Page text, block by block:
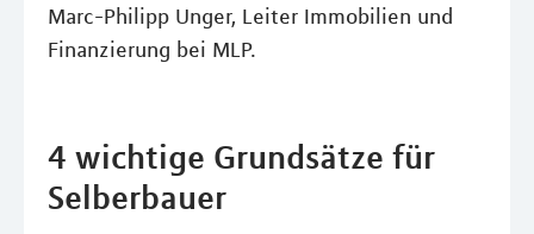
Marc-Philipp Unger, Leiter Immobilien und
Finanzierung bei MLP.
4 wichtige Grundsätze für
Selberbauer